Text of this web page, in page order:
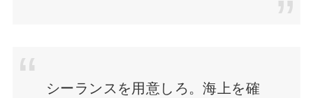
シーランスを用意しろ。海上を確